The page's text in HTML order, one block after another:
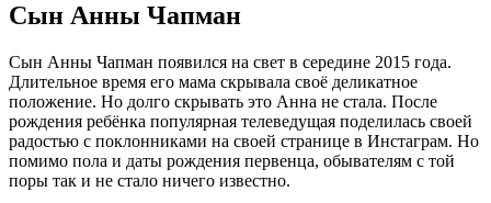
Сын Анны Чапман
Сын Анны Чапман появился на свет в середине 2015 года.
Длительное время его мама скрывала своё деликатное
положение. Но долго скрывать это Анна не стала. После
рождения ребёнка популярная телеведущая поделилась своей
радостью с поклонниками на своей странице в Инстаграм. Но
помимо пола и даты рождения первенца, обывателям с той
поры так и не стало ничего известно.